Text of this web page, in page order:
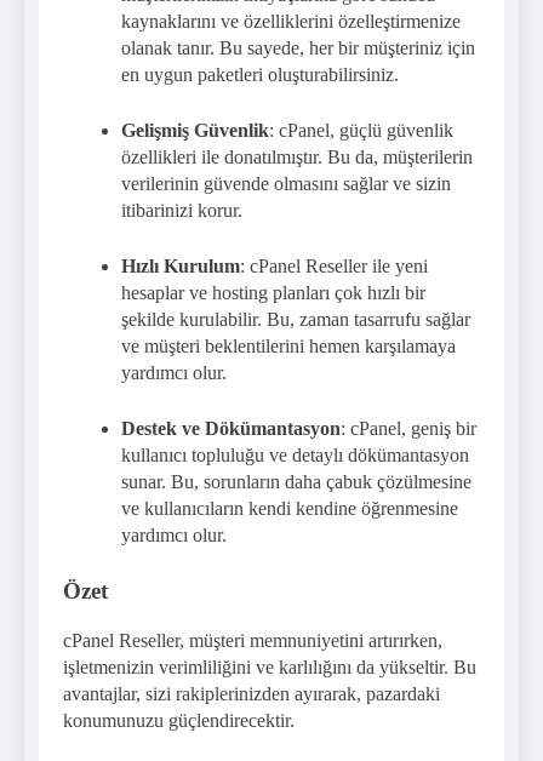
kaynaklarını ve özelliklerini özelleştirmenize
olanak tanır. Bu sayede, her bir müşteriniz için
en uygun paketleri oluşturabilirsiniz.
Gelişmiş Güvenlik: cPanel, güçlü güvenlik
özellikleri ile donatılmıştır. Bu da, müşterilerin
verilerinin güvende olmasını sağlar ve sizin
itibarinizi korur.
Hızlı Kurulum: cPanel Reseller ile yeni
hesaplar ve hosting planları çok hızlı bir
şekilde kurulabilir. Bu, zaman tasarrufu sağlar
ve müşteri beklentilerini hemen karşılamaya
yardımcı olur.
Destek ve Dökümantasyon: cPanel, geniş bir
kullanıcı topluluğu ve detaylı dökümantasyon
sunar. Bu, sorunların daha çabuk çözülmesine
ve kullanıcıların kendi kendine öğrenmesine
yardımcı olur.
Özet
cPanel Reseller, müşteri memnuniyetini artırırken,
işletmenizin verimliliğini ve karlılığını da yükseltir. Bu
avantajlar, sizi rakiplerinizden ayırarak, pazardaki
konumunuzu güçlendirecektir.